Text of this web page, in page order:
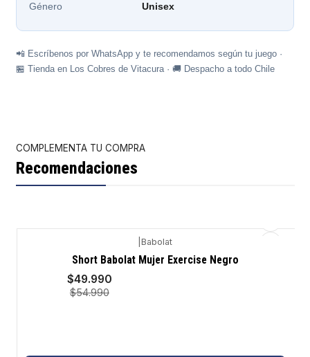
Género Unisex
📲 Escríbenos por WhatsApp y te recomendamos según tu juego ·
🏪 Tienda en Los Cobres de Vitacura · 🚚 Despacho a todo Chile
COMPLEMENTA TU COMPRA
Recomendaciones
Babolat
Short Babolat Mujer Exercise Negro
$49.990
$54.990